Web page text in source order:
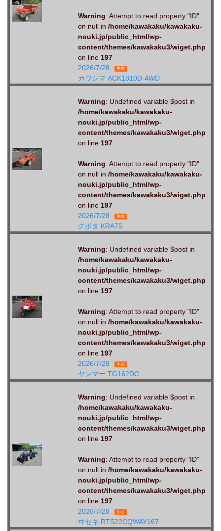
Warning: Attempt to read property "ID"
on null in /home/kawakaku/kawakaku-
nouki.jp/public_html/wp-
content/themes/kawakaku3/wiget.php
on line 197
2026/7/28
中古
カワシマ ACK1810D-4WD
Warning: Undefined variable $post in
/home/kawakaku/kawakaku-
nouki.jp/public_html/wp-
content/themes/kawakaku3/wiget.php
on line 197
Warning: Attempt to read property "ID"
on null in /home/kawakaku/kawakaku-
nouki.jp/public_html/wp-
content/themes/kawakaku3/wiget.php
on line 197
2026/7/28
中古
クボタ KRA75
Warning: Undefined variable $post in
/home/kawakaku/kawakaku-
nouki.jp/public_html/wp-
content/themes/kawakaku3/wiget.php
on line 197
Warning: Attempt to read property "ID"
on null in /home/kawakaku/kawakaku-
nouki.jp/public_html/wp-
content/themes/kawakaku3/wiget.php
on line 197
2026/7/28
中古
ヤンマー TG162DC
Warning: Undefined variable $post in
/home/kawakaku/kawakaku-
nouki.jp/public_html/wp-
content/themes/kawakaku3/wiget.php
on line 197
Warning: Attempt to read property "ID"
on null in /home/kawakaku/kawakaku-
nouki.jp/public_html/wp-
content/themes/kawakaku3/wiget.php
on line 197
2026/7/28
中古
ヰセキ RTS22CQWAY167